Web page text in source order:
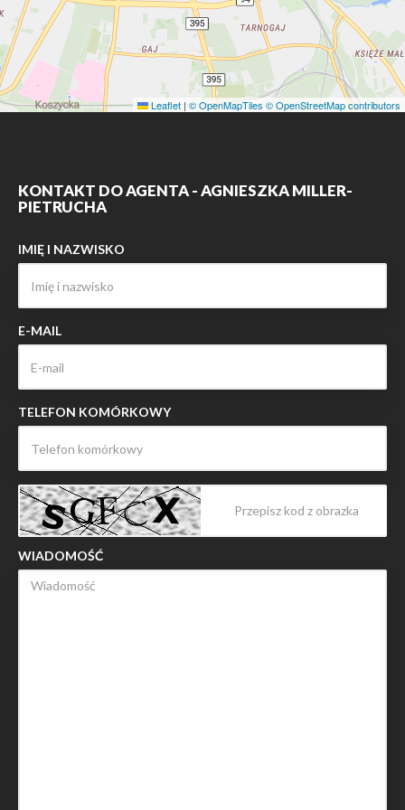
Leaflet | © OpenMapTiles © OpenStreetMap contributors
KONTAKT DO AGENTA - AGNIESZKA MILLER-
PIETRUCHA
IMIĘ I NAZWISKO
E-MAIL
TELEFON KOMÓRKOWY
WIADOMOŚĆ